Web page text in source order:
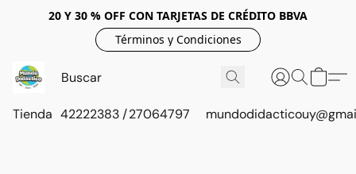
20 Y 30 % OFF CON TARJETAS DE CRÉDITO BBVA
Términos y Condiciones
Tienda 42222383 / 27064797